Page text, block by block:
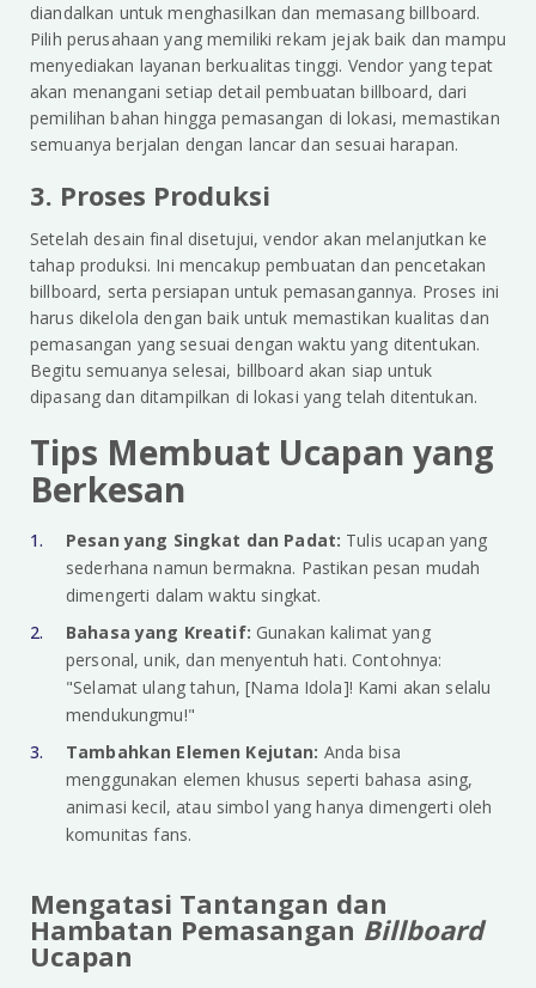
diandalkan untuk menghasilkan dan memasang billboard.
Pilih perusahaan yang memiliki rekam jejak baik dan mampu
menyediakan layanan berkualitas tinggi. Vendor yang tepat
akan menangani setiap detail pembuatan billboard, dari
pemilihan bahan hingga pemasangan di lokasi, memastikan
semuanya berjalan dengan lancar dan sesuai harapan.
3. Proses Produksi
Setelah desain final disetujui, vendor akan melanjutkan ke
tahap produksi. Ini mencakup pembuatan dan pencetakan
billboard, serta persiapan untuk pemasangannya. Proses ini
harus dikelola dengan baik untuk memastikan kualitas dan
pemasangan yang sesuai dengan waktu yang ditentukan.
Begitu semuanya selesai, billboard akan siap untuk
dipasang dan ditampilkan di lokasi yang telah ditentukan.
Tips Membuat Ucapan yang
Berkesan
Pesan yang Singkat dan Padat: Tulis ucapan yang
sederhana namun bermakna. Pastikan pesan mudah
dimengerti dalam waktu singkat.
Bahasa yang Kreatif: Gunakan kalimat yang
personal, unik, dan menyentuh hati. Contohnya:
"Selamat ulang tahun, [Nama Idola]! Kami akan selalu
mendukungmu!"
Tambahkan Elemen Kejutan: Anda bisa
menggunakan elemen khusus seperti bahasa asing,
animasi kecil, atau simbol yang hanya dimengerti oleh
komunitas fans.
Mengatasi Tantangan dan
Hambatan Pemasangan Billboard
Ucapan